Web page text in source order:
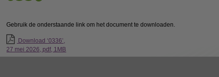
Gebruik de onderstaande link om het document te downloaden.
Download ‘0336’,
27 mei 2026, pdf, 1MB